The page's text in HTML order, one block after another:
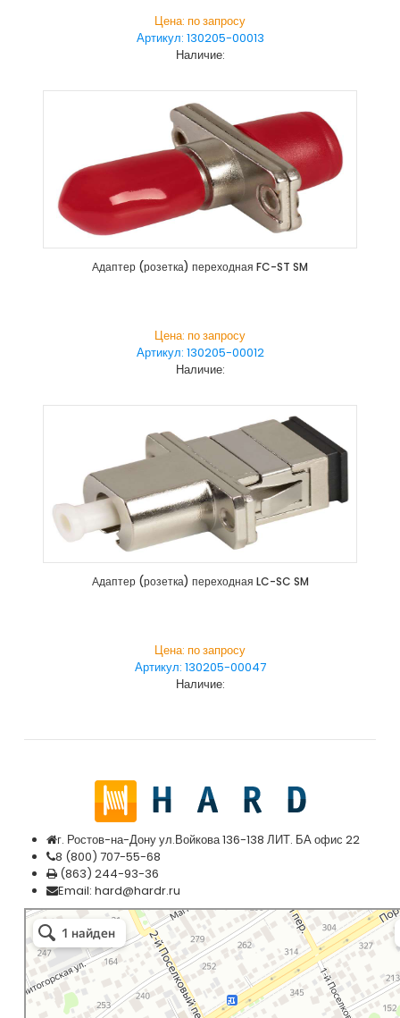
Цена: по запросу
Артикул: 130205-00013
Наличие:
Адаптер (розетка) переходная FC-ST SM
Цена: по запросу
Артикул: 130205-00012
Наличие:
Адаптер (розетка) переходная LC-SC SM
Цена: по запросу
Артикул: 130205-00047
Наличие:
г. Ростов-на-Дону ул.Войкова 136-138 ЛИТ. БА офис 22
8 (800) 707-55-68
(863) 244-93-36
Email: hard@hardr.ru